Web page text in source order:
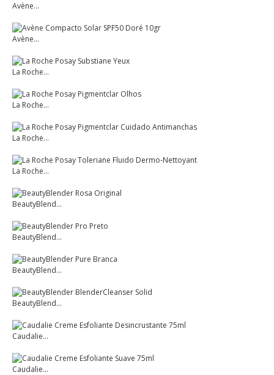
Avène...
Avène...
La Roche...
La Roche...
La Roche...
La Roche...
BeautyBlend...
BeautyBlend...
BeautyBlend...
BeautyBlend...
Caudalie...
Caudalie...